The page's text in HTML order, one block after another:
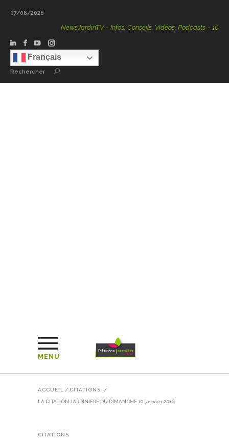
07/08/2026
NewsJardinTV – Infos, Conseils, Vidéos, Podcasts – 100 %
Français
Rechercher
MENU
ACCUEIL / CITATIONS /
LA CITATION JARDINIÈRE DU DIMANCHE 10 janvier 2016
CITATIONS